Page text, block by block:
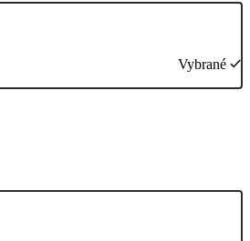
Vybrané